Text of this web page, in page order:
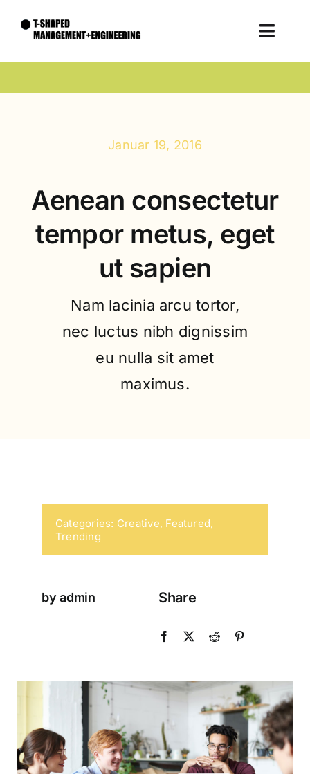
Inhalt
Toggle
Kontakt
Januar 19, 2016
Aenean consectetur
tempor metus, eget
ut sapien
Nam lacinia arcu tortor,
nec luctus nibh dignissim
eu nulla sit amet
maximus.
Categories: Creative, Featured,
Trending
by admin Share